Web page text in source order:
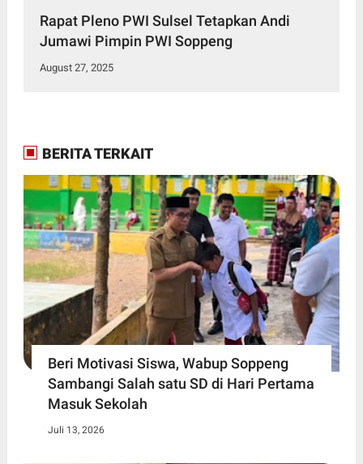
Rapat Pleno PWI Sulsel Tetapkan Andi
Jumawi Pimpin PWI Soppeng
August 27, 2025
BERITA TERKAIT
Beri Motivasi Siswa, Wabup Soppeng
Sambangi Salah satu SD di Hari Pertama
Masuk Sekolah
Juli 13, 2026